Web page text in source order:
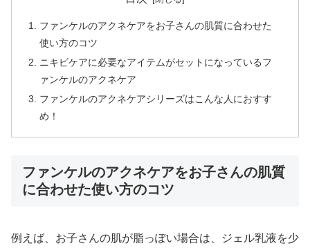
ファンケルのアクネケアをお子さんの肌質に合わせた
使い方のコツ
ニキビケアに必要なアイテムがセットになっているフ
ァンケルのアクネケア
ファンケルのアクネケアシリーズはこんな人におすす
め！
ファンケルのアクネケアをお子さんの肌質
に合わせた使い方のコツ
例えば、お子さんの肌が脂っぽい場合は、ジェル乳液を少